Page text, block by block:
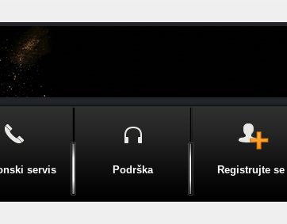
servis Podrška Registrujte se